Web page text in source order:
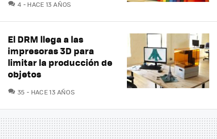
4 COMENTARIOS
HACE 13 AÑOS
El DRM llega a las
impresoras 3D para
limitar la producción de
objetos
35 COMENTARIOS
HACE 13 AÑOS